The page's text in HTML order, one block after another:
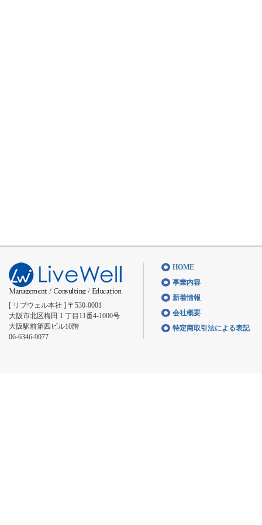
[ リブウェル本社 ] 〒530-0001
大阪市北区梅田 1 丁目11番4-1000号
大阪駅前第四ビル10階
06-6346-9077
HOME
事業内容
新着情報
会社概要
特定商取引法による表記